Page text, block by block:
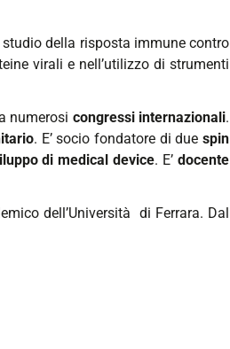
della risposta immune contro
virali e nell’utilizzo di strumenti
numerosi congressi internazionali.
. E’ socio fondatore di duespin
di medical device. E’docente
dell’Università di Ferrara. Dal